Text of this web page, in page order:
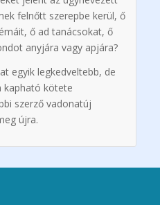
felnőtt szerepbe kerül, ő
ő ad tanácsokat, ő
anyjára vagy apjára?
egyik legkedveltebb, de
kapható kötete
szerző vadonatúj
újra.